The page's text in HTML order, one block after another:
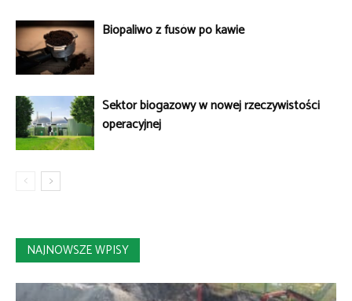
Biopaliwo z fusów po kawie
Sektor biogazowy w nowej rzeczywistości
operacyjnej
NAJNOWSZE WPISY